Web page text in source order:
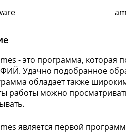
- это программа, которая
Удачно подобранное
обладает также
работы можно
является первой